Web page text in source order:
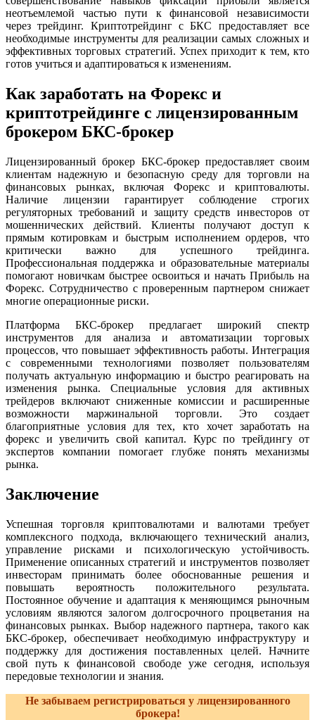
неотъемлемой частью пути к финансовой независимости
через трейдинг. Криптотрейдинг с БКС предоставляет все
необходимые инструменты для реализации самых сложных и
эффективных торговых стратегий. Успех приходит к тем, кто
готов учиться и адаптироваться к изменениям.
Как заработать на Форекс и
криптотрейдинге с лицензированным
брокером БКС-брокер
Лицензированный брокер БКС-брокер предоставляет своим
клиентам надежную и безопасную среду для торговли на
финансовых рынках, включая Форекс и криптовалюты.
Наличие лицензии гарантирует соблюдение строгих
регуляторных требований и защиту средств инвесторов от
мошеннических действий. Клиенты получают доступ к
прямым котировкам и быстрым исполнением ордеров, что
критически важно для успешного трейдинга.
Профессиональная поддержка и образовательные материалы
помогают новичкам быстрее освоиться и начать Прибыль на
Форекс. Сотрудничество с проверенным партнером снижает
многие операционные риски.
Платформа БКС-брокер предлагает широкий спектр
инструментов для анализа и автоматизации торговых
процессов, что повышает эффективность работы. Интеграция
с современными технологиями позволяет пользователям
получать актуальную информацию и быстро реагировать на
изменения рынка. Специальные условия для активных
трейдеров включают сниженные комиссии и расширенные
возможности маржинальной торговли. Это создает
благоприятные условия для тех, кто хочет заработать на
форекс и увеличить свой капитал. Курс по трейдингу от
экспертов компании помогает глубже понять механизмы
рынка.
Заключение
Успешная торговля криптовалютами и валютами требует
комплексного подхода, включающего технический анализ,
управление рисками и психологическую устойчивость.
Применение описанных стратегий и инструментов позволяет
инвесторам принимать более обоснованные решения и
повышать вероятность положительного результата.
Постоянное обучение и адаптация к меняющимся рыночным
условиям являются залогом долгосрочного процветания на
финансовых рынках. Выбор надежного партнера, такого как
БКС-брокер, обеспечивает необходимую инфраструктуру и
поддержку для достижения поставленных целей. Начните
свой путь к финансовой свободе уже сегодня, используя
передовые технологии и знания.
Не забываем регистрироваться у лицензированного
брокера!